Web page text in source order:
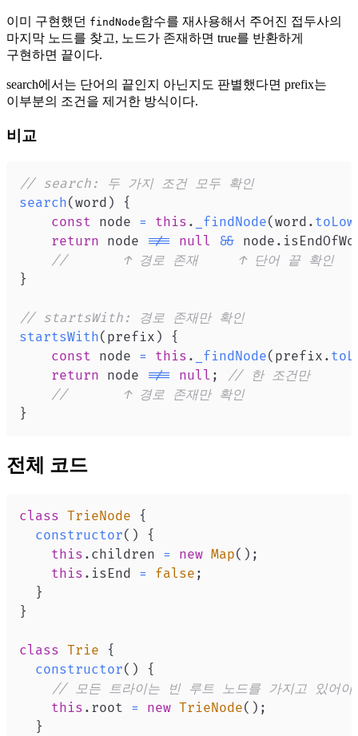
이미 구현했던 findNode함수를 재사용해서 주어진 접두사의
마지막 노드를 찾고, 노드가 존재하면 true를 반환하게
구현하면 끝이다.
search에서는 단어의 끝인지 아닌지도 판별했다면 prefix는
이부분의 조건을 제거한 방식이다.
비교
// search: 두 가지 조건 모두 확인
search(word )
{
const node = this . _findNode(word .
return node !== null && node .
//       ↑ 경로 존재     ↑ 단어 끝 확인
}
// startsWith: 경로 존재만 확인
startsWith( prefix )
{
const node = this . _findNode( prefix .
return node !== null ;
// 한 조건만
//       ↑ 경로 존재만 확인
}
전체 코드
class TrieNode
{
constructor( )
{
this . children = new Map( ) ;
this . isEnd = false ;
}
}
class Trie
{
constructor( )
{
// 모든 트라이는 빈 루트 노드를 가지고 있어
this . root = new TrieNode( ) ;
}